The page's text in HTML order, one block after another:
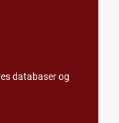
databaser og